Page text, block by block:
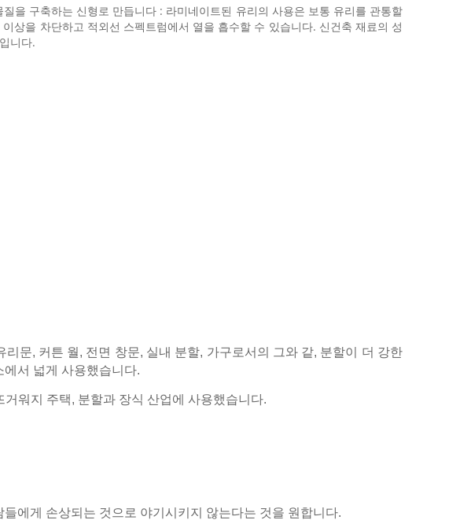
을 구축하는 신형로 만듭니다 : 라미네이트된 유리의 사용은 보통 유리를 관통할
상을 차단하고 적외선 스펙트럼에서 열을 흡수할 수 있습니다. 신건축 재료의 성
니다.
문, 커튼 월, 전면 창문, 실내 분할, 가구로서의 그와 같, 분할이 더 강한
서 넓게 사용했습니다.
워지 주택, 분할과 장식 산업에 사용했습니다.
에게 손상되는 것으로 야기시키지 않는다는 것을 원합니다.